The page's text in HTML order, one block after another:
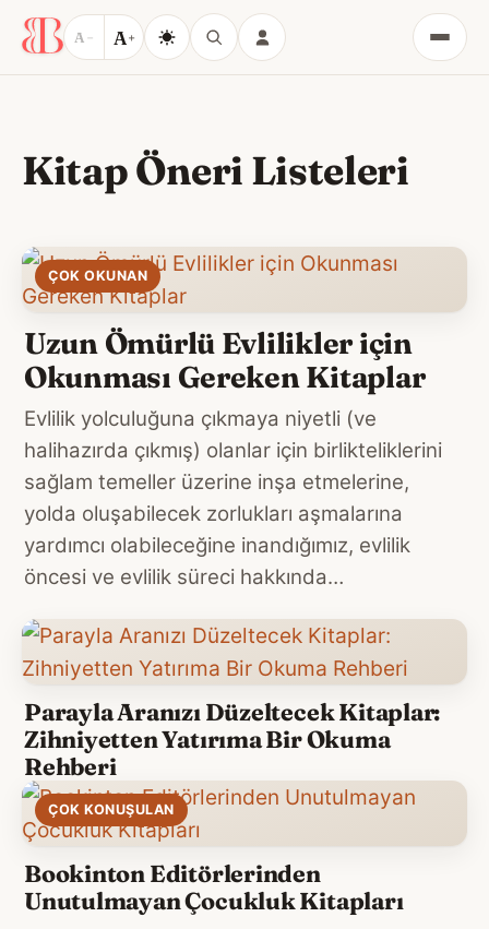
A − A+
Menü
Kitap Öneri Listeleri
ÇOK OKUNAN
Uzun Ömürlü Evlilikler için
Okunması Gereken Kitaplar
Evlilik yolculuğuna çıkmaya niyetli (ve
halihazırda çıkmış) olanlar için birlikteliklerini
sağlam temeller üzerine inşa etmelerine,
yolda oluşabilecek zorlukları aşmalarına
yardımcı olabileceğine inandığımız, evlilik
öncesi ve evlilik süreci hakkında…
Parayla Aranızı Düzeltecek Kitaplar:
Zihniyetten Yatırıma Bir Okuma
Rehberi
ÇOK KONUŞULAN
Bookinton Editörlerinden
Unutulmayan Çocukluk Kitapları